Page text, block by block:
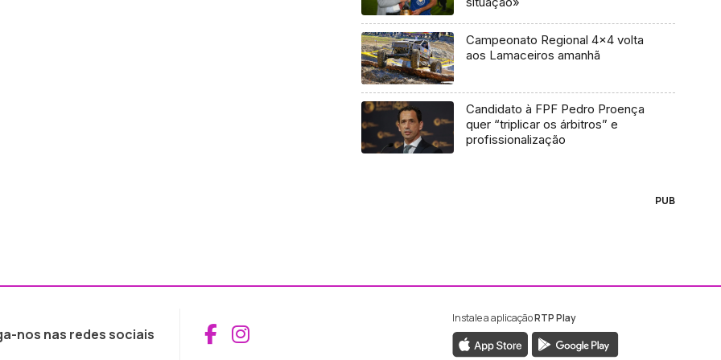
Campeonato Regional 4×4 volta
aos Lamaceiros amanhã
Candidato à FPF Pedro Proença
quer “triplicar os árbitros” e
profissionalização
PUB
nos nas redes sociais Aceder ao Facebook da RTP Madeira
Aceder ao Instagram da RTP Madeira
Instale a aplicaçãoRTP Play